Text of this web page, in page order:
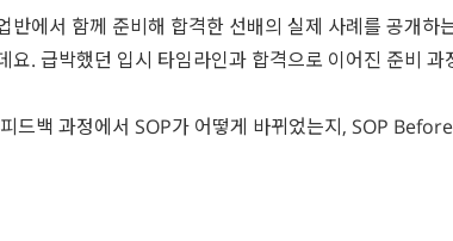
반에서 함께 준비해 합격한 선배의 실제 사례를 공개
요. 급박했던 입시 타임라인과 합격으로 이어진 준비
드백 과정에서 SOP가 어떻게 바뀌었는지, SOP